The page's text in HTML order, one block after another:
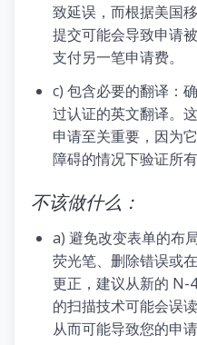
致延误，而根据美国
提交可能会导致申请
支付另一笔申请费。
c) 包含必要的翻译：
过认证的英文翻译。
申请至关重要，因为
障碍的情况下验证所有
不该做什么：
a) 避免改变表单的布
荧光笔、删除错误或
更正，建议从新的 N-
的扫描技术可能会误
从而可能导致您的申